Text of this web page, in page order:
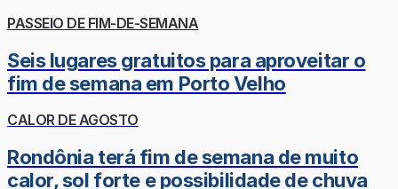
PASSEIO DE FIM-DE-SEMANA
Seis lugares gratuitos para aproveitar o
fim de semana em Porto Velho
CALOR DE AGOSTO
Rondônia terá fim de semana de muito
calor, sol forte e possibilidade de chuva